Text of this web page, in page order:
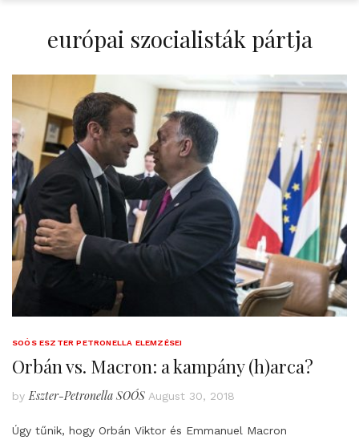
európai szocialisták pártja
SOÓS ESZTER PETRONELLA ELEMZÉSEI
Orbán vs. Macron: a kampány (h)arca?
by Eszter-Petronella SOÓS August 30, 2018
Úgy tűnik, hogy Orbán Viktor és Emmanuel Macron